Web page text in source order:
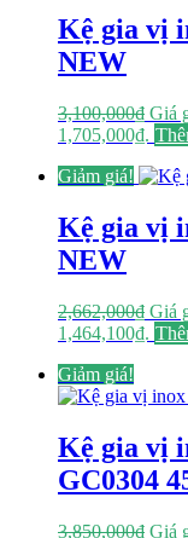
Kệ gia vị
NEW
3,100,000₫ Giá
1,705,000₫.
Giảm giá!
Kệ gia vị
NEW
2,662,000₫ Giá
1,464,100₫.
Giảm giá!
Kệ gia vị
GC0304
3,850,000₫ Giá